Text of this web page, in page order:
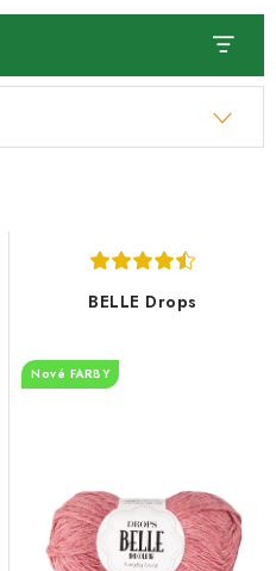
BELLE Drops
Nové FARBY